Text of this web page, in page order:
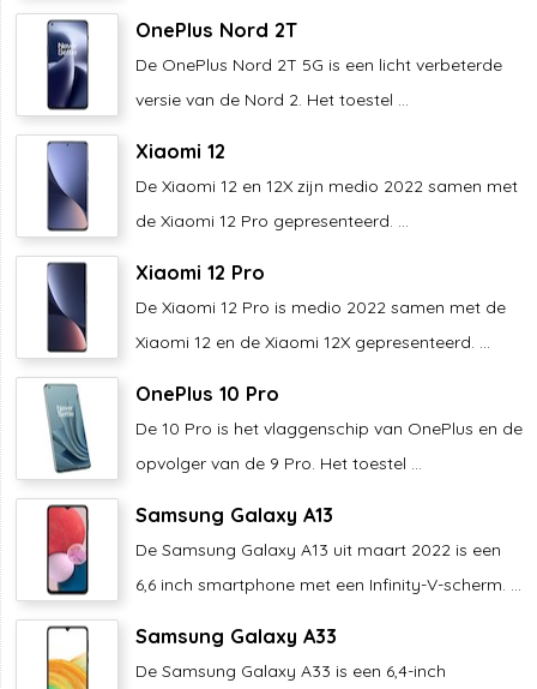
OnePlus Nord 2T
De OnePlus Nord 2T 5G is een licht verbeterde
versie van de Nord 2. Het toestel ...
Xiaomi 12
De Xiaomi 12 en 12X zijn medio 2022 samen met
de Xiaomi 12 Pro gepresenteerd. ...
Xiaomi 12 Pro
De Xiaomi 12 Pro is medio 2022 samen met de
Xiaomi 12 en de Xiaomi 12X gepresenteerd. ...
OnePlus 10 Pro
De 10 Pro is het vlaggenschip van OnePlus en de
opvolger van de 9 Pro. Het toestel ...
Samsung Galaxy A13
De Samsung Galaxy A13 uit maart 2022 is een
6,6 inch smartphone met een Infinity-V-scherm. ...
Samsung Galaxy A33
De Samsung Galaxy A33 is een 6,4-inch